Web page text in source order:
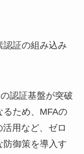
認証の組み込み
認証基盤が突破
るため、MFAの
用など、ゼロ
防御策を導入す